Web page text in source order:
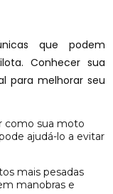
que podem
Conhecer sua
para melhorar seu
como sua moto
ajudá-lo a evitar
mais pesadas
manobras e